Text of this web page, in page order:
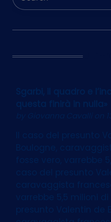
Sgarbi, il quadro e
questa finirà in nulla»
by Giovanna Cavallion
Il caso del presunto
Boulogne,
fosse vero, varrebbe
caso del presunto
caravaggista
varrebbe 5,5 milioni di
presunto Valentin de